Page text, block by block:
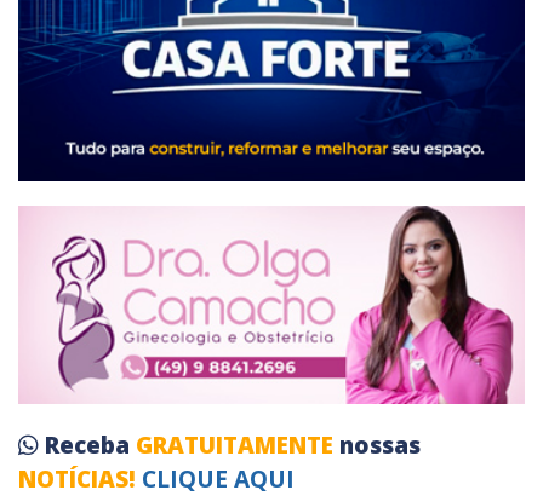
Receba GRATUITAMENTE nossas
NOTÍCIAS! CLIQUE AQUI